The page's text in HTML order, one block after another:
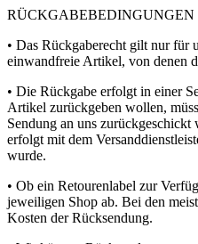
RÜCKGABEBEDINGUNGEN
• Das Rückgaberecht gilt nur für
einwandfreie Artikel, von denen
• Die Rückgabe erfolgt in einer
Artikel zurückgeben wollen,
Sendung an uns
erfolgt mit dem
wurde.
• Ob ein Retourenlabel zur
jeweiligen Shop ab. Bei den
Kosten der Rücksendung.